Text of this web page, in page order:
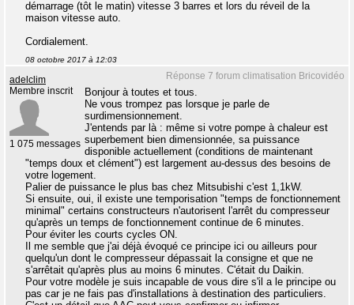
démarrage (tôt le matin) vitesse 3 barres et lors du réveil de la
maison vitesse auto.
Cordialement.
08 octobre 2017 à 12:03
Réponse 7 forum climatisation Bricovidéo
adelclim
Membre inscrit
1 075 messages
Bonjour à toutes et tous.
Ne vous trompez pas lorsque je parle de
surdimensionnement.
J'entends par là : même si votre pompe à chaleur est
superbement bien dimensionnée, sa puissance
disponible actuellement (conditions de maintenant
"temps doux et clément") est largement au-dessus des besoins de
votre logement.
Palier de puissance le plus bas chez Mitsubishi c'est 1,1kW.
Si ensuite, oui, il existe une temporisation "temps de fonctionnement
minimal" certains constructeurs n'autorisent l'arrêt du compresseur
qu'après un temps de fonctionnement continue de 6 minutes.
Pour éviter les courts cycles ON.
Il me semble que j'ai déjà évoqué ce principe ici ou ailleurs pour
quelqu'un dont le compresseur dépassait la consigne et que ne
s'arrêtait qu'après plus au moins 6 minutes. C'était du Daikin.
Pour votre modèle je suis incapable de vous dire s'il a le principe ou
pas car je ne fais pas d'installations à destination des particuliers.